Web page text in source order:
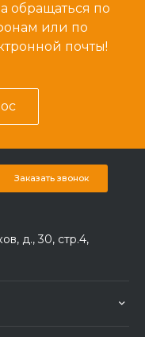
обращаться по
или по
почты!
Заказать звонок
д., 30, стр.4,